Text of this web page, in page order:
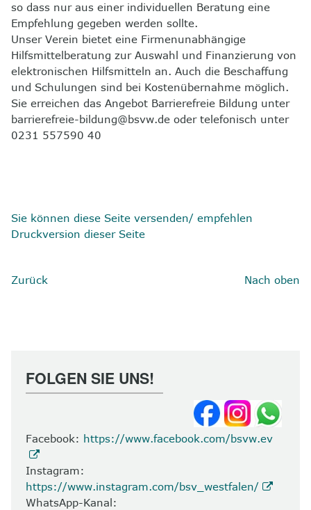
so dass nur aus einer individuellen Beratung eine
Empfehlung gegeben werden sollte.
Unser Verein bietet eine Firmenunabhängige
Hilfsmittelberatung zur Auswahl und Finanzierung von
elektronischen Hilfsmitteln an. Auch die Beschaffung
und Schulungen sind bei Kostenübernahme möglich.
Sie erreichen das Angebot Barrierefreie Bildung unter
barrierefreie-bildung@bsvw.de oder telefonisch unter
0231 557590 40
Sie können diese Seite versenden/ empfehlen
Druckversion dieser Seite
Zurück Nach oben
FOLGEN SIE UNS!
Facebook: https://www.facebook.com/bsvw.ev
Instagram:
https://www.instagram.com/bsv_westfalen/
WhatsApp-Kanal: